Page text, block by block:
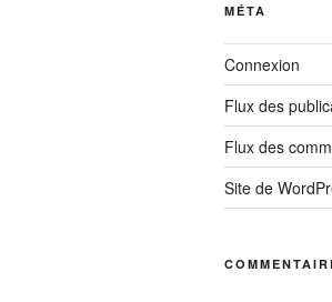
MÉTA
Connexion
Flux des
Flux des
Site de